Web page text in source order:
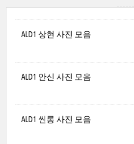
ALD1 상현 사진 모음
ALD1 안신 사진 모음
ALD1 씬롱 사진 모음